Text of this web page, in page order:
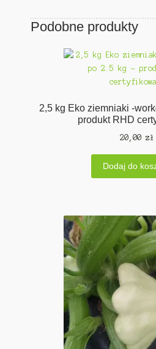
Podobne produkty
2,5 kg Eko ziemniaki -
produkt RHD
20,00 zł
Dodaj do